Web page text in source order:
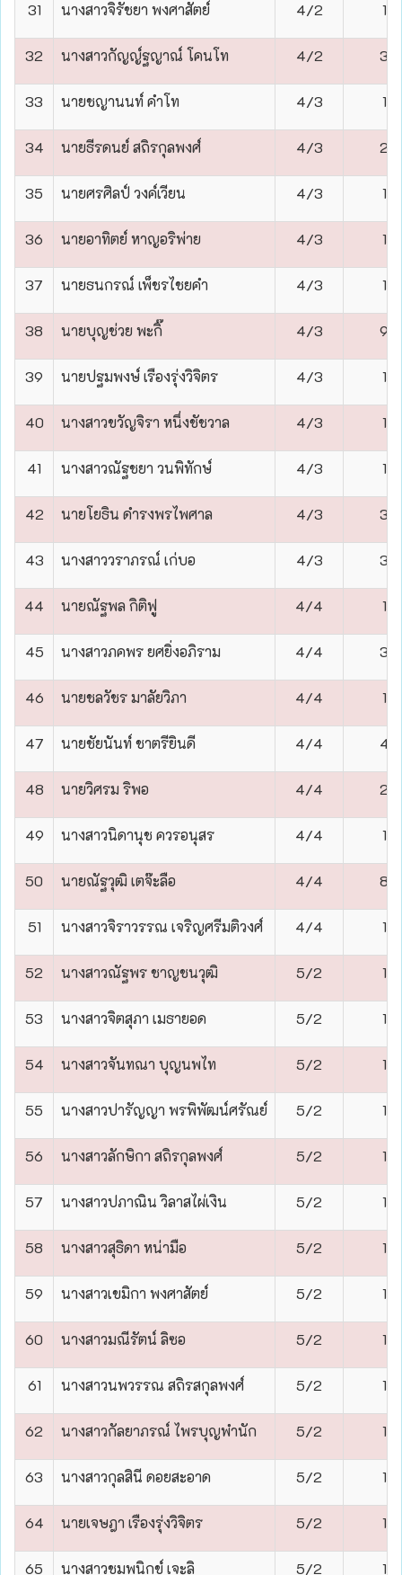
31 นางสาวจิรัชยา พงศาสัตย์ 4/2 1
32 นางสาวกัญญ์ฐญาณ์ โคนโท 4/2 3
33 นายชญานนท์ คำโท 4/3 1
34 นายธีรดนย์ สถิรกุลพงศ์ 4/3 2
35 นายศรศิลป์ วงค์เวียน 4/3 1
36 นายอาทิตย์ หาญอริพ่าย 4/3 1
37 นายธนกรณ์ เพ็ชรไชยคำ 4/3 1
38 นายบุญช่วย พะกิ๊ 4/3 9
39 นายปฐมพงษ์ เรืองรุ่งวิจิตร 4/3 1
40 นางสาวขวัญจิรา หนึ่งชัชวาล 4/3 1
41 นางสาวณัฐชยา วนพิทักษ์ 4/3 1
42 นายโยธิน ดำรงพรไพศาล 4/3 3
43 นางสาววราภรณ์ เก่บอ 4/3 3
44 นายณัฐพล กิติฟู 4/4 1
45 นางสาวภคพร ยศยิ่งอภิราม 4/4 3
46 นายชลวัชร มาลัยวิภา 4/4 1
47 นายชัยนันท์ ชาตรียินดี 4/4 4
48 นายวิศรม ริพอ 4/4 2
49 นางสาวนิดานุช ควรอนุสร 4/4 1
50 นายณัฐวุฒิ เตจ๊ะลือ 4/4 8
51 นางสาวจิราวรรณ เจริญศรีมติวงศ์ 4/4 1
52 นางสาวณัฐพร ชาญชนวุฒิ 5/2 1
53 นางสาวจิตสุภา เมธายอด 5/2 1
54 นางสาวจันทณา บุญนพไท 5/2 1
55 นางสาวปารัญญา พรพิพัฒน์ศรัณย์ 5/2 1
56 นางสาวลักษิกา สถิรกุลพงศ์ 5/2 1
57 นางสาวปภาณิน วิลาสไผ่เงิน 5/2 1
58 นางสาวสุธิดา หน่ามือ 5/2 1
59 นางสาวเขมิกา พงศาสัตย์ 5/2 1
60 นางสาวมณีรัตน์ ลิซอ 5/2 1
61 นางสาวนพวรรณ สถิรสกุลพงศ์ 5/2 1
62 นางสาวกัลยาภรณ์ ไพรบุญพำนัก 5/2 1
63 นางสาวกุลสินี ดอยสะอาด 5/2 1
64 นายเจษฎา เรืองรุ่งวิจิตร 5/2 1
65 นางสาวชมพูนิกข์ เจะลิ 5/2 1